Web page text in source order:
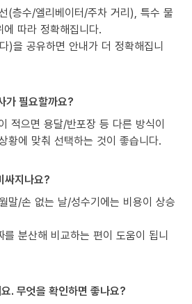
(층수/엘리베이터/주차 거리), 특수 물
따라 정확해집니다.
)을 공유하면 안내가 더 정확해집니
가 필요할까요?
적으면 용달/반포장 등 다른 방식이
황에 맞춰 선택하는 것이 좋습니다.
싸지나요?
말/손 없는 날/성수기에는 비용이 상승
를 분산해 비교하는 편이 도움이 됩니
. 무엇을 확인하면 좋나요?